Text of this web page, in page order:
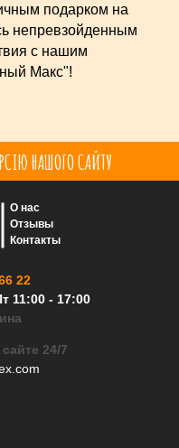
подарком на
непревзойденным
с нашим
Макс"!
НАШОГО САЙТУ
22
11:00 - 17:00
24/7
О нас
Отзывы
Контакты